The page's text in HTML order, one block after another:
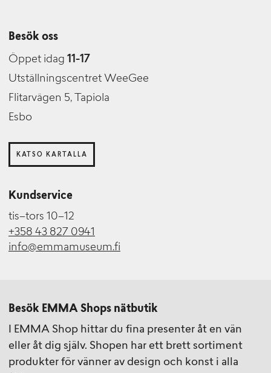
Besök oss
Öppet idag 11-17
Utställningscentret WeeGee
Flitarvägen 5, Tapiola
Esbo
KATSO KARTALLA
Kundservice
tis–tors 10–12
+358 43 827 0941
info@emmamuseum.fi
Besök EMMA Shops nätbutik
I EMMA Shop hittar du fina presenter åt en vän
eller åt dig själv. Shopen har ett brett sortiment
produkter för vänner av design och konst i alla